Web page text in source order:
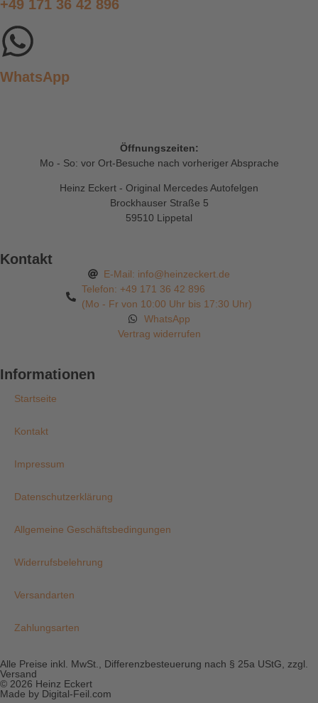
+49 171 36 42 896
WhatsApp
Öffnungszeiten:
Mo - So: vor Ort-Besuche nach vorheriger Absprache
Heinz Eckert - Original Mercedes Autofelgen
Brockhauser Straße 5
59510 Lippetal
Kontakt
E-Mail: info@heinzeckert.de
Telefon: +49 171 36 42 896
(Mo - Fr von 10:00 Uhr bis 17:30 Uhr)
WhatsApp
Vertrag widerrufen
Informationen
Startseite
Kontakt
Impressum
Datenschutzerklärung
Allgemeine Geschäftsbedingungen
Widerrufsbelehrung
Versandarten
Zahlungsarten
Alle Preise inkl. MwSt., Differenzbesteuerung nach § 25a UStG, zzgl.
Versand
© 2026 Heinz Eckert
Made by Digital-Feil.com